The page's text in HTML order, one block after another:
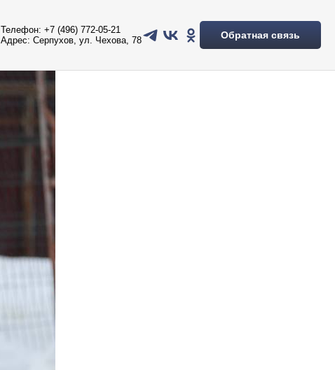
Телефон: +7 (496) 772-05-21
Адрес: Серпухов, ул. Чехова, 78
Обратная связь